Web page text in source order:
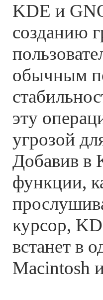
KDE и
созданию
обычным
эту
угрозой
Добавив в
функции,
курсор,
встанет в
Macintosh